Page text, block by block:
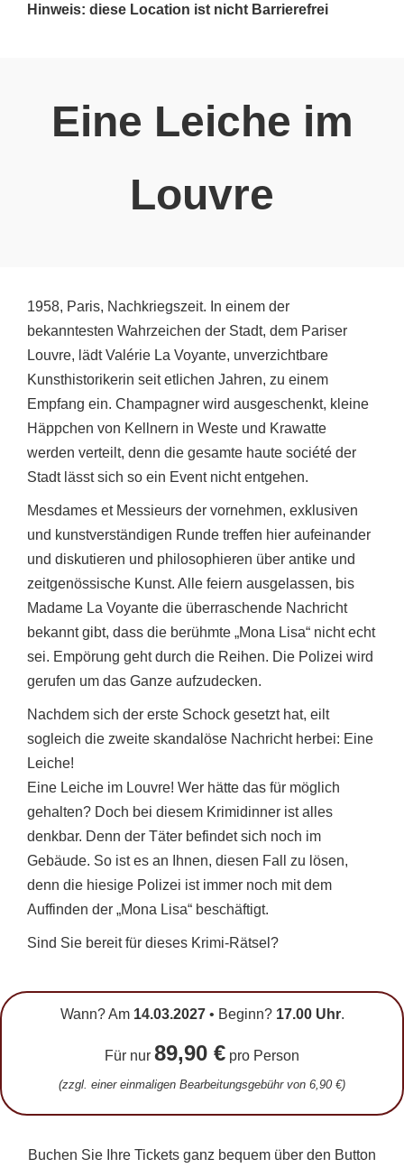
Hinweis: diese Location ist nicht Barrierefrei
Eine Leiche im
Louvre
1958, Paris, Nachkriegszeit. In einem der
bekanntesten Wahrzeichen der Stadt, dem Pariser
Louvre, lädt Valérie La Voyante, unverzichtbare
Kunsthistorikerin seit etlichen Jahren, zu einem
Empfang ein. Champagner wird ausgeschenkt, kleine
Häppchen von Kellnern in Weste und Krawatte
werden verteilt, denn die gesamte haute société der
Stadt lässt sich so ein Event nicht entgehen.
Mesdames et Messieurs der vornehmen, exklusiven
und kunstverständigen Runde treffen hier aufeinander
und diskutieren und philosophieren über antike und
zeitgenössische Kunst. Alle feiern ausgelassen, bis
Madame La Voyante die überraschende Nachricht
bekannt gibt, dass die berühmte „Mona Lisa“ nicht echt
sei. Empörung geht durch die Reihen. Die Polizei wird
gerufen um das Ganze aufzudecken.
Nachdem sich der erste Schock gesetzt hat, eilt
sogleich die zweite skandalöse Nachricht herbei: Eine
Leiche!
Eine Leiche im Louvre! Wer hätte das für möglich
gehalten? Doch bei diesem Krimidinner ist alles
denkbar. Denn der Täter befindet sich noch im
Gebäude. So ist es an Ihnen, diesen Fall zu lösen,
denn die hiesige Polizei ist immer noch mit dem
Auffinden der „Mona Lisa“ beschäftigt.
Sind Sie bereit für dieses Krimi-Rätsel?
Wann? Am 14.03.2027• Beginn? 17.00 Uhr.
Für nur 89,90 € pro Person
(zzgl. einer einmaligen Bearbeitungsgebühr von 6,90 €)
Buchen Sie Ihre Tickets ganz bequem über den Button